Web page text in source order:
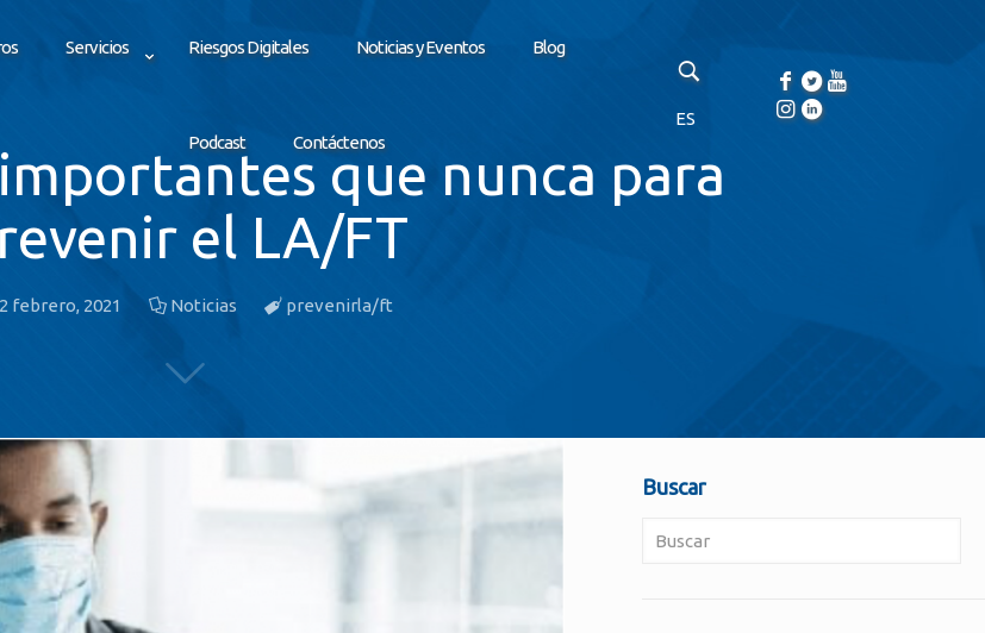
Servicios Riesgos Digitales Noticias y Eventos Blog
Podcast Contáctenos
ES
que nunca para
el LA/FT
2 febrero, 2021 Noticias prevenirla/ft
Buscar